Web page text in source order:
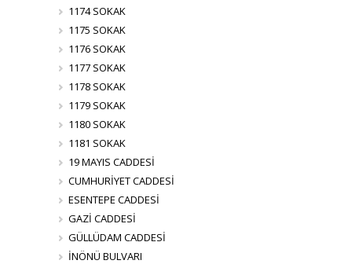
1174 SOKAK
1175 SOKAK
1176 SOKAK
1177 SOKAK
1178 SOKAK
1179 SOKAK
1180 SOKAK
1181 SOKAK
19 MAYIS CADDESİ
CUMHURİYET CADDESİ
ESENTEPE CADDESİ
GAZİ CADDESİ
GÜLLÜDAM CADDESİ
İNÖNÜ BULVARI